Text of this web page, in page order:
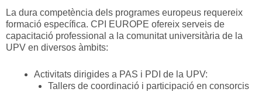
La dura competència dels programes europeus requereix
formació específica. CPI EUROPE ofereix serveis de
capacitació professional a la comunitat universitària de la
UPV en diversos àmbits:
Activitats dirigides a PAS i PDI de la UPV:
Tallers de coordinació i participació en consorcis